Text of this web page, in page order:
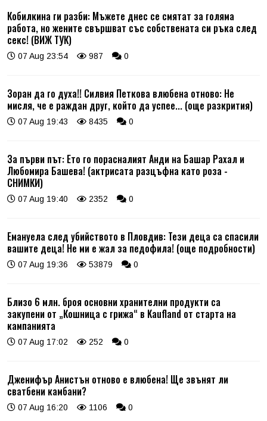
Кобилкина ги разби: Мъжете днес се смятат за голяма
работа, но жените свършват със собствената си ръка след
секс! (ВИЖ ТУК)
07 Aug 23:54 987 0
Зоран да го духа!! Силвия Петкова влюбена отново: Не
мисля, че е раждан друг, който да успее... (още разкрития)
07 Aug 19:43 8435 0
За първи път: Ето го порасналият Анди на Башар Рахал и
Любомира Башева! (актрисата разцъфна като роза -
СНИМКИ)
07 Aug 19:40 2352 0
Емануела след убийството в Пловдив: Тези деца са спасили
вашите деца! Не ми е жал за педофила! (още подробности)
07 Aug 19:36 53879 0
Близо 6 млн. броя основни хранителни продукти са
закупени от „Кошница с грижа“ в Kaufland от старта на
кампанията
07 Aug 17:02 252 0
Дженифър Анистън отново е влюбена! Ще звънят ли
сватбени камбани?
07 Aug 16:20 1106 0